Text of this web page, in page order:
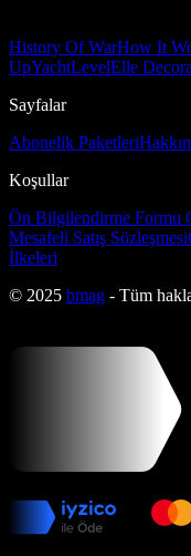
History Of WarHow It
UpYachtLevelElle
Sayfalar
Abonelik Paketleri
Koşullar
Ön Bilgilendirme Formu
Mesafeli Satış Sözleşmesi
İlkeleri
© 2025 bmag - Tüm